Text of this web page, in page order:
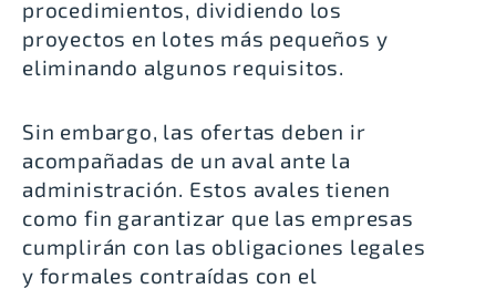
procedimientos, dividiendo los
proyectos en lotes más pequeños y
eliminando algunos requisitos.
Sin embargo, las ofertas deben ir
acompañadas de un aval ante la
administración. Estos avales tienen
como fin garantizar que las empresas
cumplirán con las obligaciones legales
y formales contraídas con el